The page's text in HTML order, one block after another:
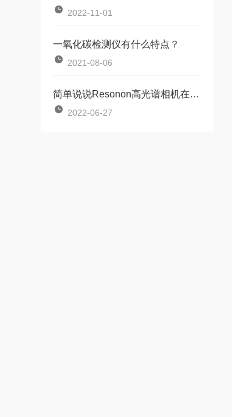
2022-11-01
一氧化碳检测仪有什么特点？
2021-08-06
简单说说Resonon高光谱相机在哪些领域被应用
2022-06-27